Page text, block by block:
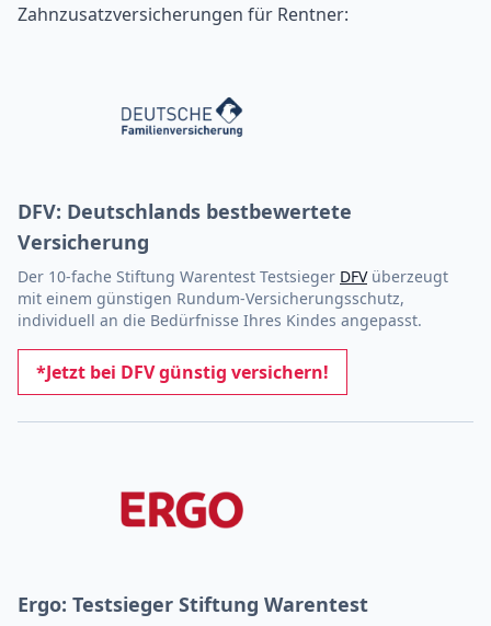
Zahnzusatzversicherungen für Rentner:
DFV: Deutschlands bestbewertete
Versicherung
Der 10-fache Stiftung Warentest Testsieger DFVüberzeugt
mit einem günstigen Rundum-Versicherungsschutz,
individuell an die Bedürfnisse Ihres Kindes angepasst.
*Jetzt bei DFV günstig versichern!
Ergo: Testsieger Stiftung Warentest